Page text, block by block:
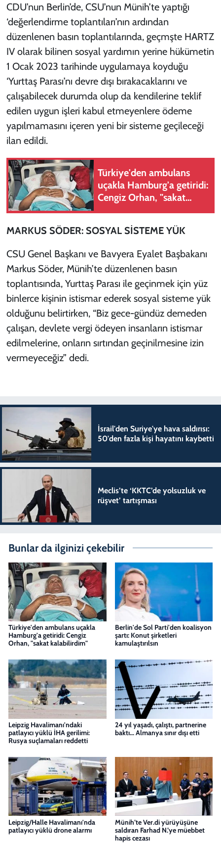
CDU’nun Berlin’de, CSU’nun Münih’te yaptığı
‘değerlendirme toplantıları’nın ardından
düzenlenen basın toplantılarında, geçmşte HARTZ
IV olarak bilinen sosyal yardımın yerine hükümetin
1 Ocak 2023 tarihinde uygulamaya koyduğu
‘Yurttaş Parası’nı devre dışı bırakacaklarını ve
çalışabilecek durumda olup da kendilerine teklif
edilen uygun işleri kabul etmeyenlere ödeme
yapılmamasını içeren yeni bir sisteme geçileceği
ilan edildi.
Türkiye'den ambulans
uçakla Hamburg'a getiridi:
Cengiz Orhan, "sakat
MARKUS SÖDER: SOSYAL SİSTEME YÜK
CSU Genel Başkanı ve Bavyera Eyalet Başbakanı
Markus Söder, Münih’te düzenlenen basın
toplantısında, Yurttaş Parası ile geçinmek için yüz
binlerce kişinin istismar ederek sosyal sisteme yük
olduğunu belirtirken, “Biz gece-gündüz demeden
çalışan, devlete vergi ödeyen insanların istismar
edilmelerine, onların sırtından geçinilmesine izin
vermeyeceğiz” dedi.
İsrail'den Suriye'ye hava saldırısı:
50'den fazla kişi hayatını kaybetti
Meclis’te ‘KKTC’de yolsuzluk ve
rüşvet’ tartışması
Bunlar da ilginizi çekebilir
Türkiye'den ambulans uçakla
Hamburg'a getiridi: Cengiz
Orhan, "sakat kalabilirdim"
Berlin'de Sol Parti'den koalisyon
şartı: Konut şirketleri
kamulaştırılsın
Leipzig Havalimanı'ndaki
patlayıcı yüklü İHA gerilimi:
Rusya suçlamaları reddetti
24 yıl yaşadı, çalıştı, partnerine
baktı... Almanya sınır dışı etti
Leipzig/Halle Havalimanı'nda
patlayıcı yüklü drone alarmı
Münih’te Ver.di yürüyüşüne
saldıran Farhad N.’ye müebbet
hapis cezası